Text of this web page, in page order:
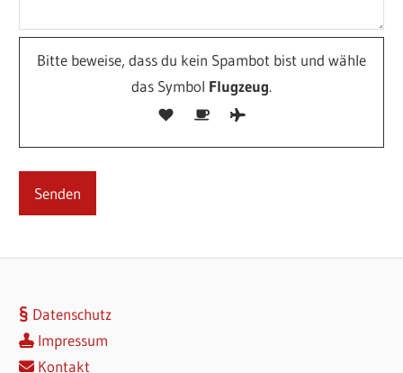
Bitte beweise, dass du kein Spambot bist und wähle
das Symbol Flugzeug.
Datenschutz
Impressum
Kontakt